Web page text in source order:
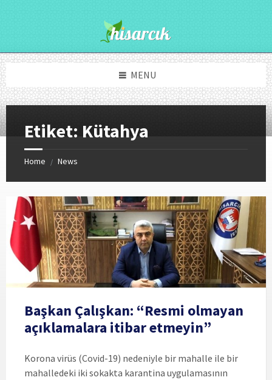
MENU
Etiket: Kütahya
Home / News
Başkan Çalışkan: “Resmi olmayan
açıklamalara itibar etmeyin”
Korona virüs (Covid-19) nedeniyle bir mahalle ile bir
mahalledeki iki sokakta karantina uygulamasının